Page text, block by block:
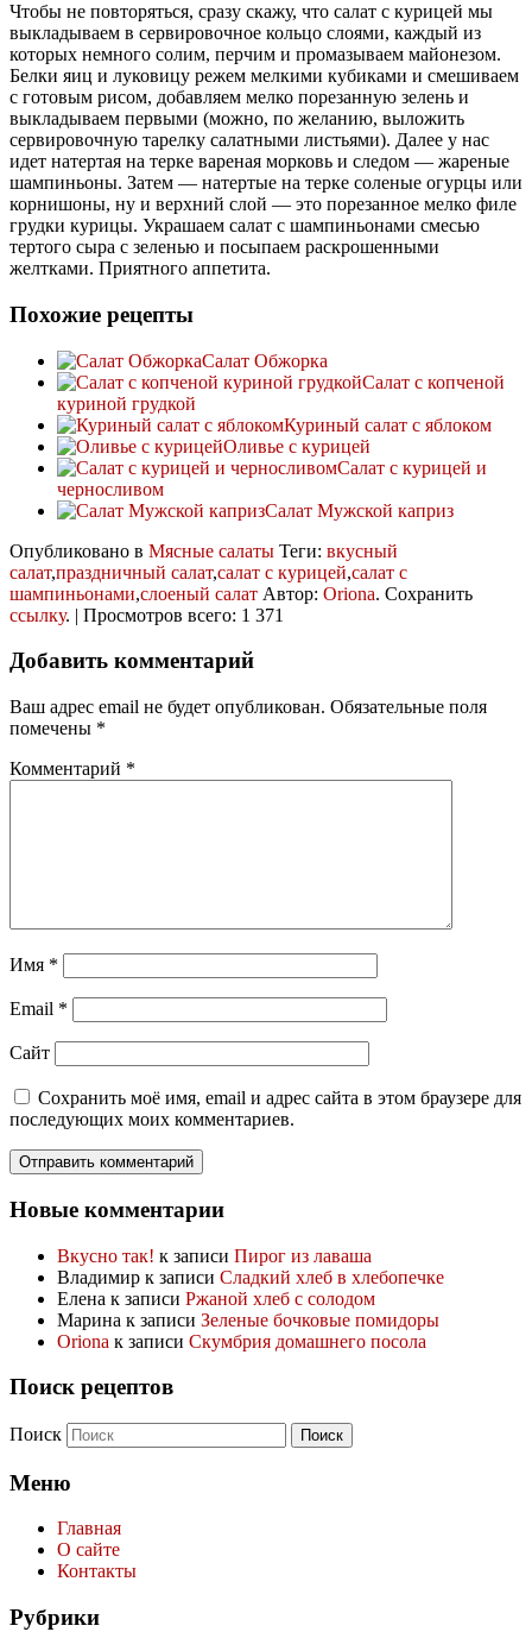
Чтобы не повторяться, сразу скажу, что салат с курицей мы
выкладываем в сервировочное кольцо слоями, каждый из
которых немного солим, перчим и промазываем майонезом.
Белки яиц и луковицу режем мелкими кубиками и смешиваем
с готовым рисом, добавляем мелко порезанную зелень и
выкладываем первыми (можно, по желанию, выложить
сервировочную тарелку салатными листьями). Далее у нас
идет натертая на терке вареная морковь и следом — жареные
шампиньоны. Затем — натертые на терке соленые огурцы или
корнишоны, ну и верхний слой — это порезанное мелко филе
грудки курицы. Украшаем салат с шампиньонами смесью
тертого сыра с зеленью и посыпаем раскрошенными
желтками. Приятного аппетита.
Похожие рецепты
Салат Обжорка
Салат с копченой
куриной грудкой
Куриный салат с яблоком
Оливье с курицей
Салат с курицей и
черносливом
Салат Мужской каприз
Опубликовано в Мясные салаты Теги: вкусный
салат,праздничный салат,салат с курицей,салат с
шампиньонами,слоеный салат Автор: Oriona. Сохранить
ссылку. | Просмотров всего: 1 371
Добавить комментарий
Ваш адрес email не будет опубликован. Обязательные поля
помечены *
Комментарий *
Имя *
Email *
Сайт
Сохранить моё имя, email и адрес сайта в этом браузере для
последующих моих комментариев.
Новые комментарии
Вкусно так! к записи Пирог из лаваша
Владимир к записи Сладкий хлеб в хлебопечке
Елена к записи Ржаной хлеб с солодом
Марина к записи Зеленые бочковые помидоры
Oriona к записи Скумбрия домашнего посола
Поиск рецептов
Поиск
Меню
Главная
О сайте
Контакты
Рубрики